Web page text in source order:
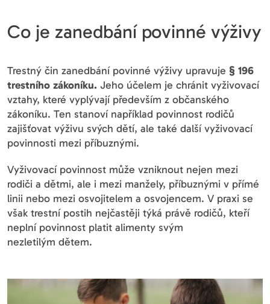
Co je zanedbání povinné výživy
Trestný čin zanedbání povinné výživy upravuje § 196
trestního zákoníku. Jeho účelem je chránit vyživovací
vztahy, které vyplývají především z občanského
zákoníku. Ten stanoví například povinnost rodičů
zajišťovat výživu svých dětí, ale také další vyživovací
povinnosti mezi příbuznými.
Vyživovací povinnost může vzniknout nejen mezi
rodiči a dětmi, ale i mezi manžely, příbuznými v přímé
linii nebo mezi osvojitelem a osvojencem. V praxi se
však trestní postih nejčastěji týká právě rodičů, kteří
neplní povinnost platit alimenty svým
nezletilým dětem.